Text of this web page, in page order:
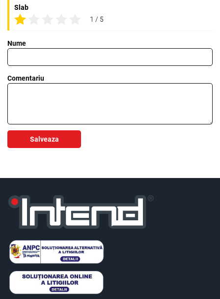
Slab
1 / 5
Nume
Comentariu
Salveaza